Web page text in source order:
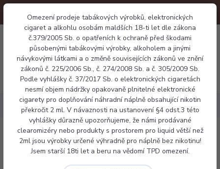
Omezení prodeje tabákových výrobků, elektronických
cigaret a alkohlu osobám maldších 18-ti let dle zákona
č.379/2005 Sb. o opatřeních k ochraně před škodami
působenými tabákovými výrobky, alkoholem a jinými
návykovými látkami a o změně souvisejících zákonů ve znění
zákonů č. 225/2006 Sb., č. 274/2008 Sb. a č. 305/2009 Sb.
Podle vyhlášky č. 37/2017 Sb. o elektronických cigaretách
nesmí objem nádržky opakovaně plnitelné elektronické
cigarety pro doplňování náhradní náplně obsahující nikotin
překročit 2 ml. V návaznosti na ustanovení §4 odst.3 této
vyhlášky důrazně upozorňujeme, že námi prodávané
clearomizéry nebo produkty s prostorem pro liquid větší než
2ml jsou výrobky určené výhradně pro náplně bez nikotinu!
Jsem starší 18ti let a beru na vědomí TPD omezení.
Menu
0 Kč
Náplně X4 salt - Blackcurrant Apple
X4 salt - Blackcurrant Apple